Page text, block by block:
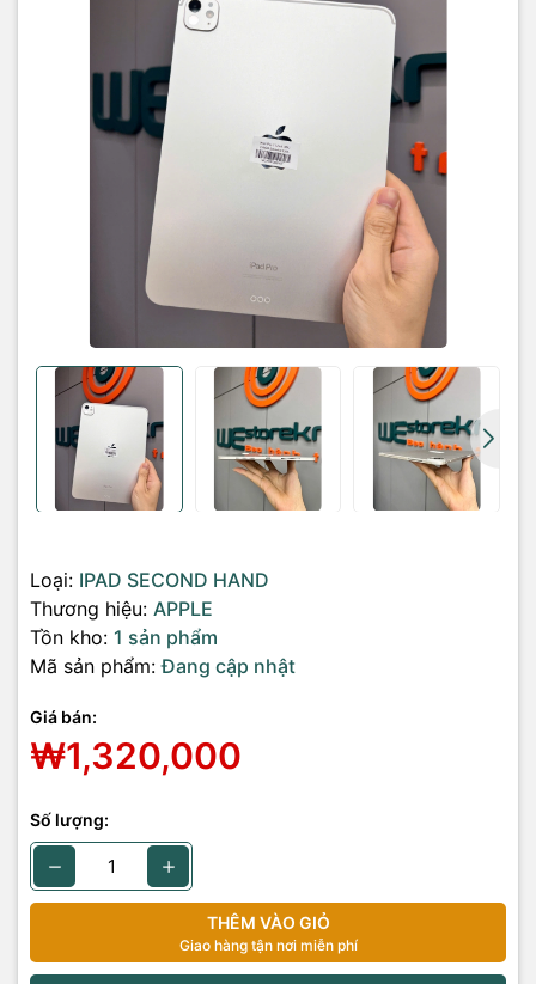
Loại: IPAD SECOND HAND
Thương hiệu: APPLE
Tồn kho: 1 sản phẩm
Mã sản phẩm: Đang cập nhật
Giá bán:
₩1,320,000
Số lượng:
THÊM VÀO GIỎ
Giao hàng tận nơi miễn phí
• Bản: quốc tế thương mại (hàn quốc )
ốp , sạc , cường lực
Bảo hành: lỗi 1 đổi 1 trong vòng 6 tháng